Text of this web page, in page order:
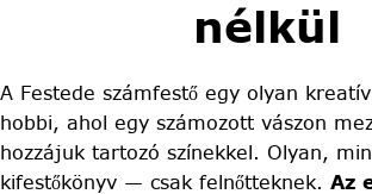
nélkül
A Festede számfestő egy olyan
hobbi, ahol egy számozott vászon
hozzájuk tartozó színekkel. Olyan,
kifestőkönyv — csak felnőtteknek. Az